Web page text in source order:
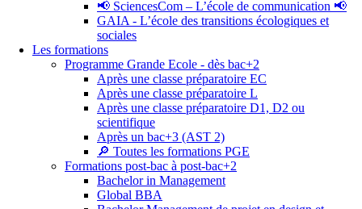
📢 SciencesCom – L’école de communication 📢
GAIA - L’école des transitions écologiques et
sociales
Les formations
Programme Grande Ecole - dès bac+2
Après une classe préparatoire EC
Après une classe préparatoire L
Après une classe préparatoire D1, D2 ou
scientifique
Après un bac+3 (AST 2)
🔎 Toutes les formations PGE
Formations post-bac à post-bac+2
Bachelor in Management
Global BBA